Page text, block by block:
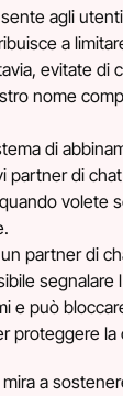
agli
a
evitate di
nome
di
partner di
volete
partner di
segnalare
e può
proteggere la
a